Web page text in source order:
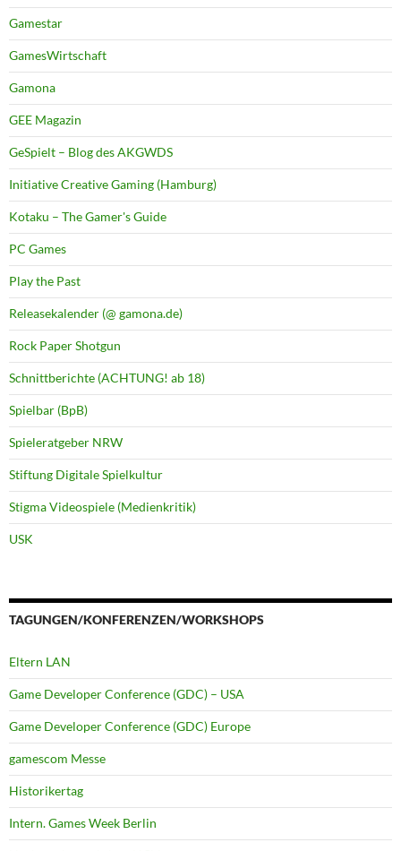
Gamestar
GamesWirtschaft
Gamona
GEE Magazin
GeSpielt – Blog des AKGWDS
Initiative Creative Gaming (Hamburg)
Kotaku – The Gamer's Guide
PC Games
Play the Past
Releasekalender (@ gamona.de)
Rock Paper Shotgun
Schnittberichte (ACHTUNG! ab 18)
Spielbar (BpB)
Spieleratgeber NRW
Stiftung Digitale Spielkultur
Stigma Videospiele (Medienkritik)
USK
TAGUNGEN/KONFERENZEN/WORKSHOPS
Eltern LAN
Game Developer Conference (GDC) – USA
Game Developer Conference (GDC) Europe
gamescom Messe
Historikertag
Intern. Games Week Berlin